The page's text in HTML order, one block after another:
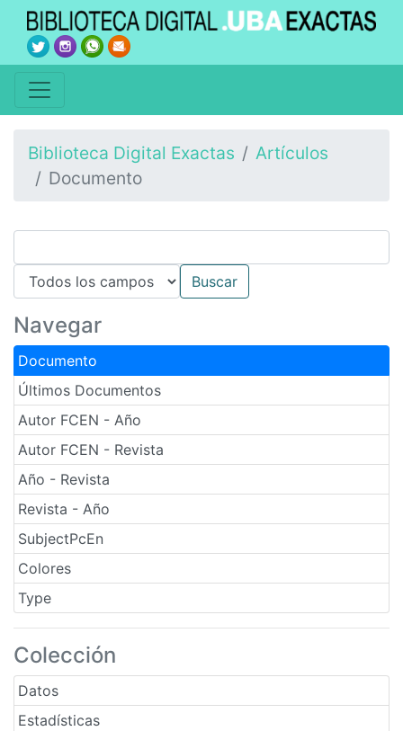
Biblioteca Digital Exactas
Artículos
Documento
Navegar
Documento
Últimos Documentos
Autor FCEN - Año
Autor FCEN - Revista
Año - Revista
Revista - Año
SubjectPcEn
Colores
Type
Colección
Datos
Estadísticas